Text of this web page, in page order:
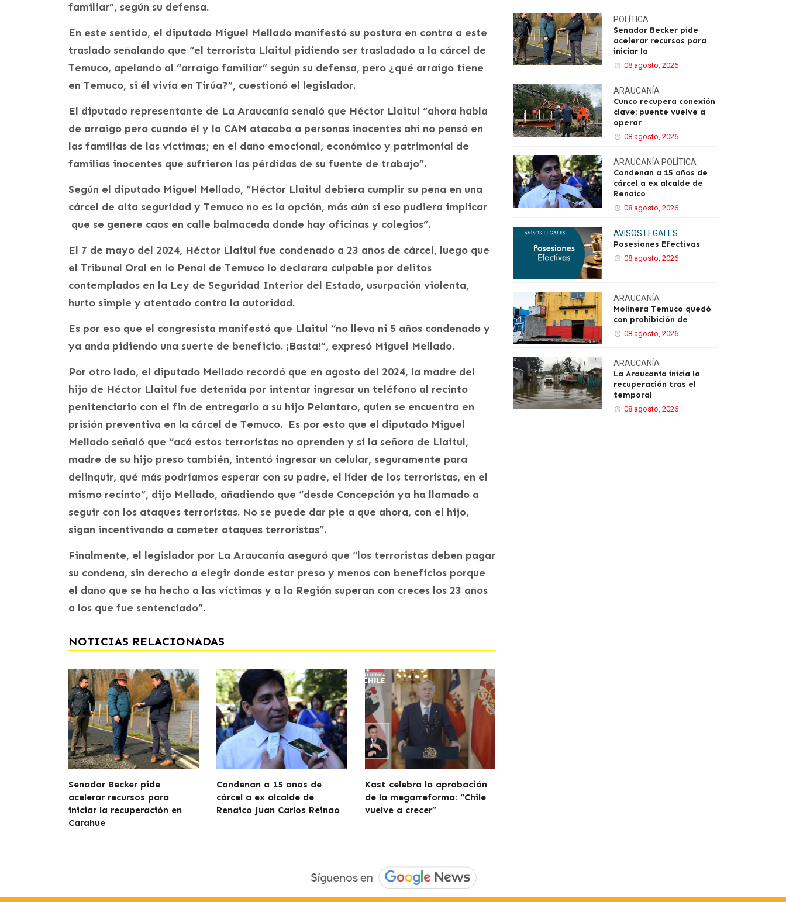
familiar”, según su defensa.
En este sentido, el diputado Miguel Mellado manifestó su postura en contra a este
traslado señalando que “el terrorista Llaitul pidiendo ser trasladado a la cárcel de
Temuco, apelando al “arraigo familiar” según su defensa, pero ¿qué arraigo tiene
en Temuco, si él vivía en Tirúa?”, cuestionó el legislador.
El diputado representante de La Araucanía señaló que Héctor Llaitul “ahora habla
de arraigo pero cuando él y la CAM atacaba a personas inocentes ahí no pensó en
las familias de las víctimas; en el daño emocional, económico y patrimonial de
familias inocentes que sufrieron las pérdidas de su fuente de trabajo”.
Según el diputado Miguel Mellado, “Héctor Llaitul debiera cumplir su pena en una
cárcel de alta seguridad y Temuco no es la opción, más aún si eso pudiera implicar
que se genere caos en calle balmaceda donde hay oficinas y colegios”.
El 7 de mayo del 2024, Héctor Llaitul fue condenado a 23 años de cárcel, luego que
el Tribunal Oral en lo Penal de Temuco lo declarara culpable por delitos
contemplados en la Ley de Seguridad Interior del Estado, usurpación violenta,
hurto simple y atentado contra la autoridad.
Es por eso que el congresista manifestó que Llaitul “no lleva ni 5 años condenado y
ya anda pidiendo una suerte de beneficio. ¡Basta!”, expresó Miguel Mellado.
Por otro lado, el diputado Mellado recordó que en agosto del 2024, la madre del
hijo de Héctor Llaitul fue detenida por intentar ingresar un teléfono al recinto
penitenciario con el fin de entregarlo a su hijo Pelantaro, quien se encuentra en
prisión preventiva en la cárcel de Temuco. Es por esto que el diputado Miguel
Mellado señaló que “acá estos terroristas no aprenden y si la señora de Llaitul,
madre de su hijo preso también, intentó ingresar un celular, seguramente para
delinquir, qué más podríamos esperar con su padre, el líder de los terroristas, en el
mismo recinto”, dijo Mellado, añadiendo que “desde Concepción ya ha llamado a
seguir con los ataques terroristas. No se puede dar pie a que ahora, con el hijo,
sigan incentivando a cometer ataques terroristas”.
Finalmente, el legislador por La Araucanía aseguró que “los terroristas deben pagar
su condena, sin derecho a elegir donde estar preso y menos con beneficios porque
el daño que se ha hecho a las víctimas y a la Región superan con creces los 23 años
a los que fue sentenciado”.
NOTICIAS RELACIONADAS
Senador Becker pide
acelerar recursos para
iniciar la recuperación en
Carahue
Condenan a 15 años de
cárcel a ex alcalde de
Renaico Juan Carlos Reinao
Kast celebra la aprobación
de la megarreforma: “Chile
vuelve a crecer”
POLÍTICA
Senador Becker pide
acelerar recursos para
iniciar la
08 agosto, 2026
ARAUCANÍA
Cunco recupera conexión
clave: puente vuelve a
operar
08 agosto, 2026
ARAUCANÍA POLÍTICA
Condenan a 15 años de
cárcel a ex alcalde de
Renaico
08 agosto, 2026
AVISOS LEGALES
Posesiones Efectivas
08 agosto, 2026
ARAUCANÍA
Molinera Temuco quedó
con prohibición de
08 agosto, 2026
ARAUCANÍA
La Araucanía inicia la
recuperación tras el
temporal
08 agosto, 2026